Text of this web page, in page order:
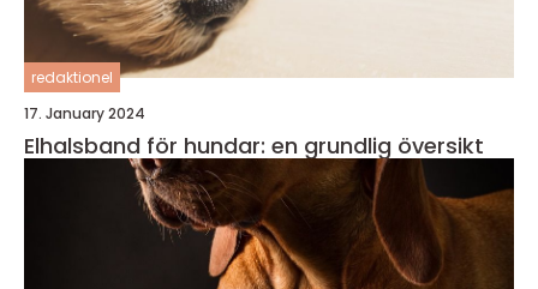
redaktionel
17. January 2024
Elhalsband för hundar: en grundlig översikt